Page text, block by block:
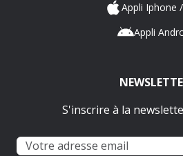
Appli Iphone
Appli
S'inscrire à la